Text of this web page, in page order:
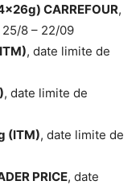
CARREFOUR,
8 – 22/09
, date limite de
, date limite de
(ITM), date limite de
PRICE, date